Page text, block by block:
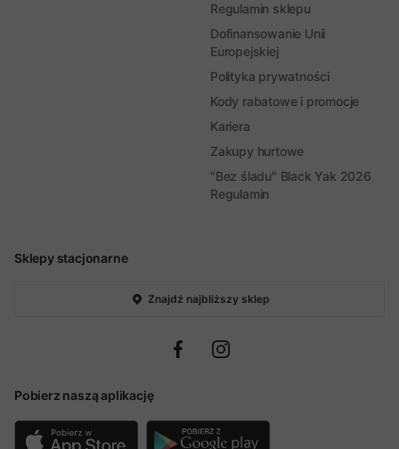
Sklepy stacjonarne
Znajdź najbliższy sklep
Pobierz naszą aplikację
Regulamin sklepu
Dofinansowanie Unii
Europejskiej
Polityka prywatności
Kody rabatowe i promocje
Kariera
Zakupy hurtowe
"Bez śladu" Black Yak 2026
Regulamin